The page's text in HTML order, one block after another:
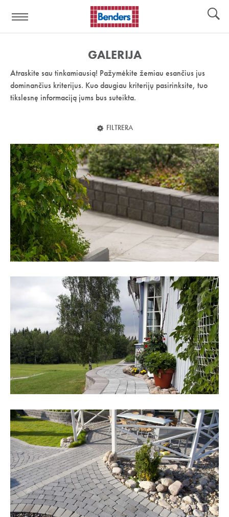
nuoroda:
GALERIJA
Atraskite sau tinkamiausią! Pažymėkite žemiau esančius jus
dominančius kriterijus. Kuo daugiau kriterijų pasirinksite, tuo
tikslesnę informaciją jums bus suteikta.
FILTRERA